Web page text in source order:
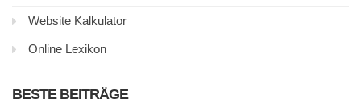
Website Kalkulator
Online Lexikon
BESTE BEITRÄGE